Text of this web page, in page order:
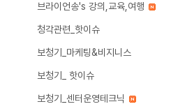
브라이언송's 강의,교육,여행
청각관련_핫이슈
보청기_마케팅&비지니스
보청기_ 핫이슈
보청기_센터운영테크닉